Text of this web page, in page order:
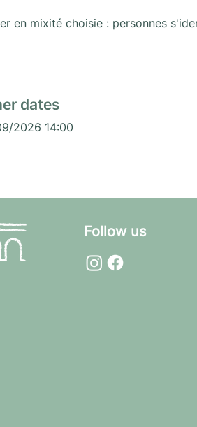
en mixité choisie : personnes
dates
2026 14:00
Follow us